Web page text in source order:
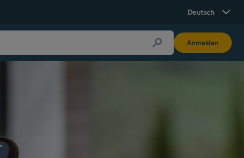
Deutsch
Anmelden